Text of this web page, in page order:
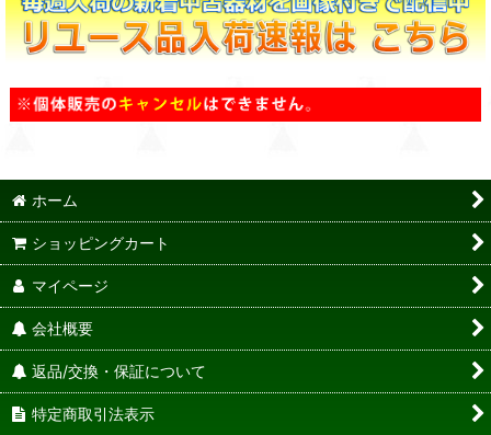
ホーム
ショッピングカート
マイページ
会社概要
返品/交換・保証について
特定商取引法表示